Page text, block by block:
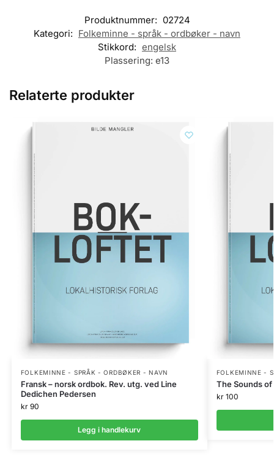
Produktnummer: 02724
Kategori: Folkeminne - språk - ordbøker - navn
Stikkord: engelsk
Plassering: e13
Relaterte produkter
FOLKEMINNE - SPRÅK - ORDBØKER - NAVN
Fransk – norsk ordbok. Rev. utg. ved Line
Dedichen Pedersen
kr90
Legg i handlekurv
FOLKEMINNE -
The Sounds
kr100